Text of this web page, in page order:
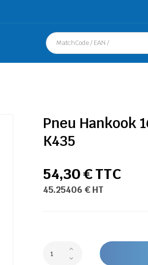
Pneu Hankook
K435
54,30 € TTC
45.25406 € HT